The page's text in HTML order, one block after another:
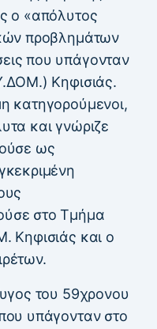
ο «απόλυτος
προβλημάτων
που υπάγονταν
Κηφισιάς.
κατηγορούμενοι,
και γνώριζε
ως
στο Τμήμα
Κηφισιάς και ο
του 59χρονου
υπάγονταν στο